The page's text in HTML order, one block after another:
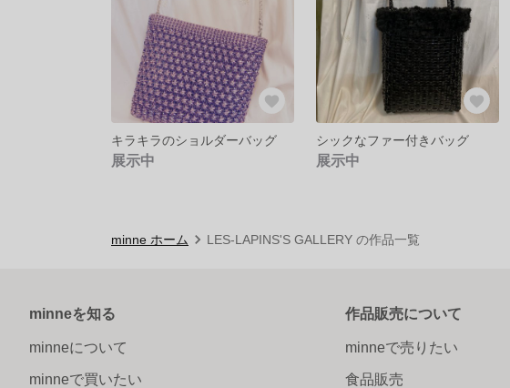
キラキラのショルダーバッグ
展示中
シックなファー付きバッグ
展示中
minne ホーム LES-LAPINS'S GALLERY の作品一覧
minneを知る
minneについて
minneで買いたい
作品販売について
minneで売りたい
食品販売